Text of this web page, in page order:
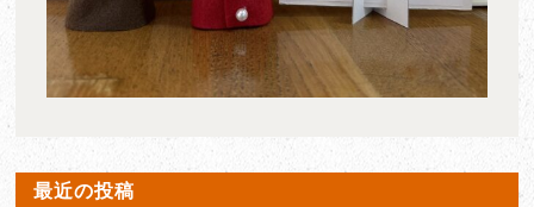
最近の投稿